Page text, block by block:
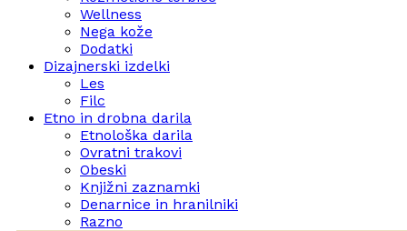
Wellness
Nega kože
Dodatki
Dizajnerski izdelki
Les
Filc
Etno in drobna darila
Etnološka darila
Ovratni trakovi
Obeski
Knjižni zaznamki
Denarnice in hranilniki
Razno